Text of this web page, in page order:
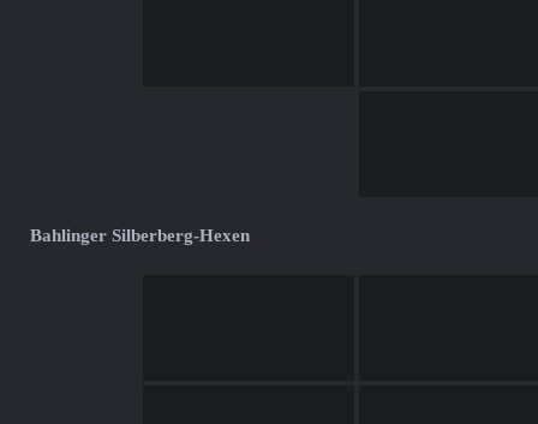
Bahlinger Silberberg-Hexen